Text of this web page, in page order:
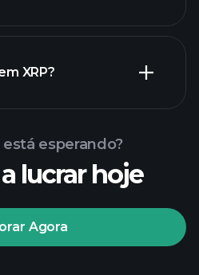
impulsionados por
XRP?
impulsionados por
esperando?
lucrar hoje
Agora